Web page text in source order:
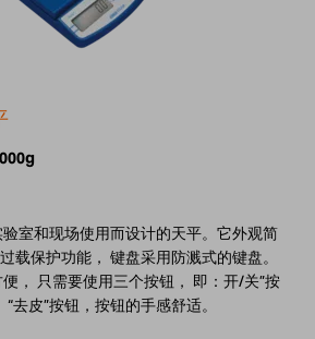
室和现场使用而设计的天平。它外观简
载保护功能， 键盘采用防溅式的键盘。
， 只需要使用三个按钮， 即：开/关”按
去皮”按钮，按钮的手感舒适。